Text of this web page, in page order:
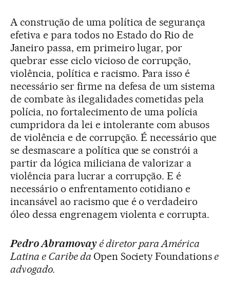
A construção de uma política de segurança
efetiva e para todos no Estado do Rio de
Janeiro passa, em primeiro lugar, por
quebrar esse ciclo vicioso de corrupção,
violência, política e racismo. Para isso é
necessário ser firme na defesa de um sistema
de combate às ilegalidades cometidas pela
polícia, no fortalecimento de uma polícia
cumpridora da lei e intolerante com abusos
de violência e de corrupção. É necessário que
se desmascare a política que se constrói a
partir da lógica miliciana de valorizar a
violência para lucrar a corrupção. E é
necessário o enfrentamento cotidiano e
incansável ao racismo que é o verdadeiro
óleo dessa engrenagem violenta e corrupta.
Pedro Abramovayé diretor para América
Latina e Caribe da Open Society Foundationse
advogado.